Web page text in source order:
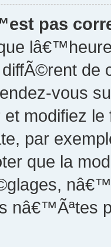
pas
de
vous
modifiez le
par
que la
nâ€™Ãªtes